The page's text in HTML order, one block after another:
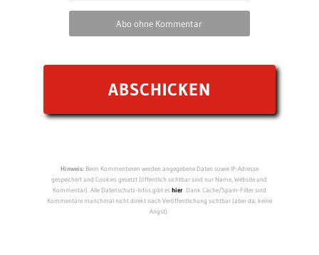
Abo ohne Kommentar
Hinweis:Beim Kommentieren werden angegebene Daten sowie IP-Adresse
gespeichert und Cookies gesetzt (öffentlich sichtbar sind nur Name, Website und
Kommentar). Alle Datenschutz-Infos gibt eshier. Dank Cache/Spam-Filter sind
Kommentare manchmal nicht direkt nach Veröffentlichung sichtbar (aber da, keine
Angst).